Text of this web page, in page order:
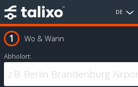
DE
Wo & Wann
Abholort: